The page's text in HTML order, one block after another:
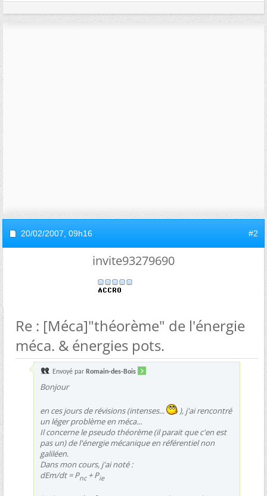
20/02/2007, 09h16 #2
invite93279690
Re : [Méca]"théorème" de l'énergie
méca. & énergies pots.
Envoyé par Romain-des-Bois
Bonjour
en ces jours de révisions (intenses...
), j'ai rencontré
un léger problème en méca...
Il concerne le pseudo théorème (il parait que c'en est
pas un) de l'énergie mécanique en référentiel non
galiléen.
Dans mon cours, j'ai noté :
dEm/dt = Pnc+ Pie